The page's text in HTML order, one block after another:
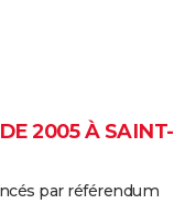
2005 À SAINT-
par référendum